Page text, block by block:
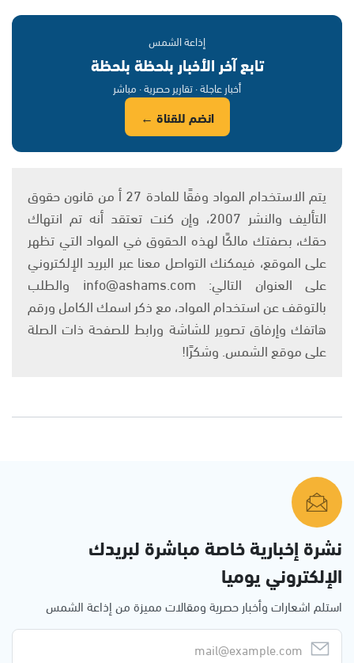
إذاعة الشمس
تابع آخر الأخبار بلحظة بلحظة
أخبار عاجلة · تقارير حصرية · مباشر
انضم للقناة ←
يتم الاستخدام المواد وفقًا للمادة 27 أ من قانون حقوق
التأليف والنشر 2007، وإن كنت تعتقد أنه تم انتهاك
حقك، بصفتك مالكًا لهذه الحقوق في المواد التي تظهر
على الموقع، فيمكنك التواصل معنا عبر البريد الإلكتروني
على العنوان التالي: info@ashams.com والطلب
بالتوقف عن استخدام المواد، مع ذكر اسمك الكامل ورقم
هاتفك وإرفاق تصوير للشاشة ورابط للصفحة ذات الصلة
على موقع الشمس. وشكرًا!
نشرة إخبارية خاصة مباشرة لبريدك
الإلكتروني يوميا
استلم اشعارات وأخبار حصرية ومقالات مميزة من إذاعة الشمس